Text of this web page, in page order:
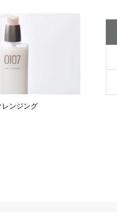
ンジング